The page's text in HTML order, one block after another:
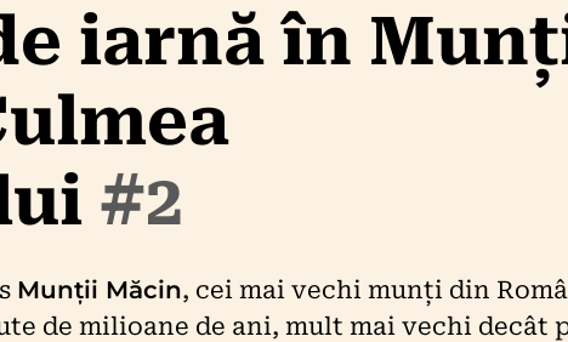
iarnă în
#2
Munții Măcin, cei mai vechi munți din
de milioane de ani, mult mai vechi decât